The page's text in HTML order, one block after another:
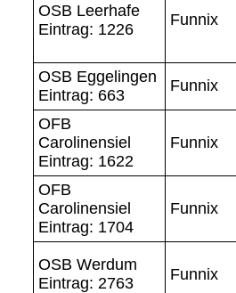
OSB Leerhafe
Eintrag: 1226
Funnix
OSB Eggelingen
Eintrag: 663
Funnix
OFB
Carolinensiel
Eintrag: 1622
Funnix
OFB
Carolinensiel
Eintrag: 1704
Funnix
OSB Werdum
Eintrag: 2763
Funnix